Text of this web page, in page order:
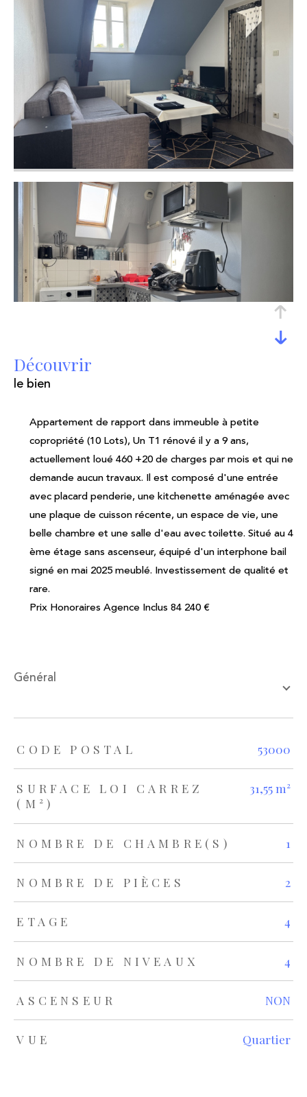
découvrir
le bien
Appartement de rapport dans immeuble à petite
copropriété (10 Lots), Un T1 rénové il y a 9 ans,
actuellement loué 460 +20 de charges par mois et qui ne
demande aucun travaux. Il est composé d'une entrée
avec placard penderie, une kitchenette aménagée avec
une plaque de cuisson récente, un espace de vie, une
belle chambre et une salle d'eau avec toilette. Situé au 4
ème étage sans ascenseur, équipé d'un interphone bail
signé en mai 2025 meublé. Investissement de qualité et
rare.
Prix Honoraires Agence Inclus 84 240 €
général
TRAD_ZEPHYR_Caracteristique TRAD_ZEPHYR_Valeurs
CODE POSTAL 53000
SURFACE LOI CARREZ
(M²)
31,55 m²
NOMBRE DE CHAMBRE(S) 1
NOMBRE DE PIÈCES 2
ETAGE 4
NOMBRE DE NIVEAUX 4
ASCENSEUR NON
VUE Quartier